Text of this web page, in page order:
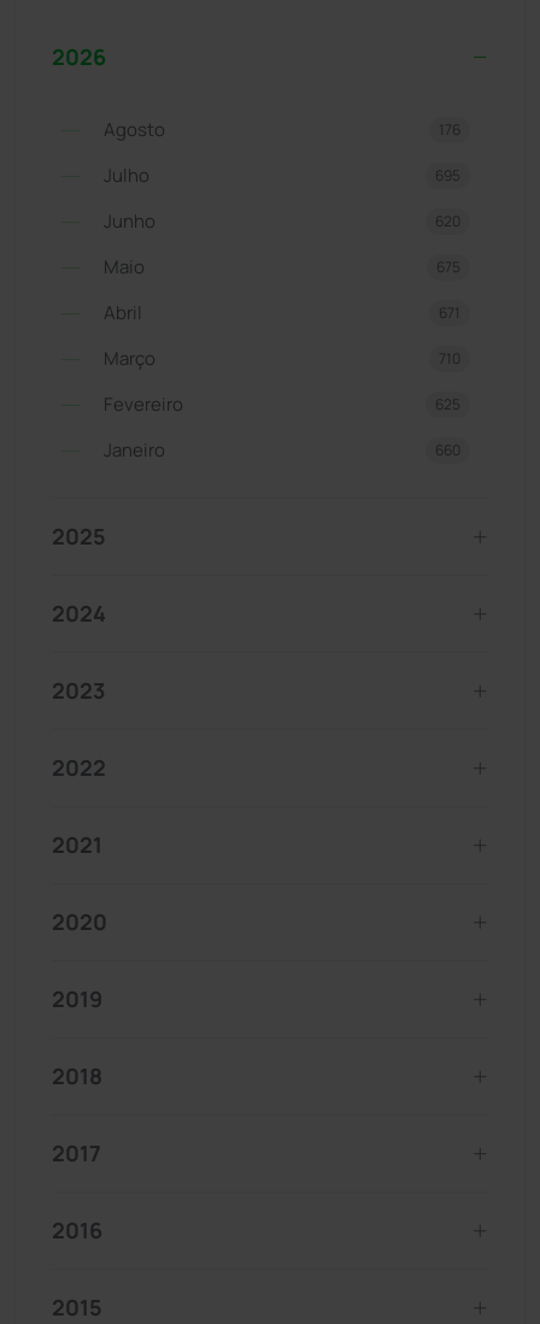
2026
Agosto 176
Julho 695
Junho 620
Maio 675
Abril 671
Março 710
Fevereiro 625
Janeiro 660
2025
2024
2023
2022
2021
2020
2019
2018
2017
2016
2015